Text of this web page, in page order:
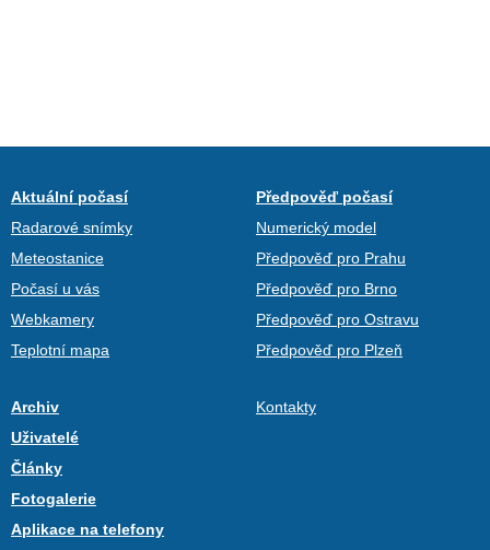
Aktuální počasí
Radarové snímky
Meteostanice
Počasí u vás
Webkamery
Teplotní mapa
Předpověď počasí
Numerický model
Předpověď pro Prahu
Předpověď pro Brno
Předpověď pro Ostravu
Předpověď pro Plzeň
Archiv
Uživatelé
Články
Fotogalerie
Aplikace na telefony
Kontakty